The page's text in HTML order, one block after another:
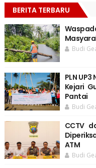
BERITA TERBARU
Budi
PLN
Kejari
Pantai
Budi
CCTV
ATM
Budi